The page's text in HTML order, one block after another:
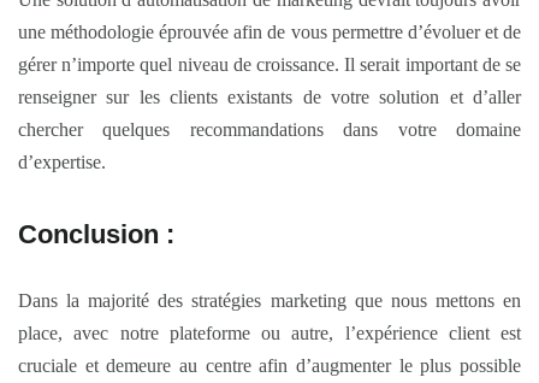
une méthodologie éprouvée afin de vous permettre d’évoluer et de
gérer n’importe quel niveau de croissance. Il serait important de se
renseigner sur les clients existants de votre solution et d’aller
chercher quelques recommandations dans votre domaine
d’expertise.
Conclusion :
Dans la majorité des stratégies marketing que nous mettons en
place, avec notre plateforme ou autre, l’expérience client est
cruciale et demeure au centre afin d’augmenter le plus possible